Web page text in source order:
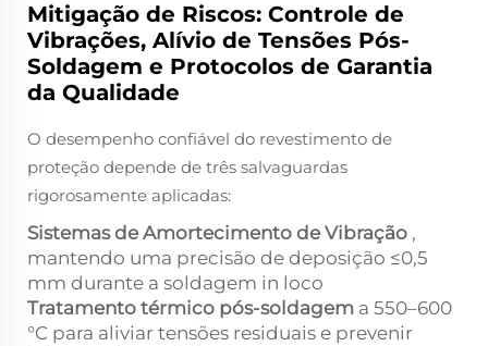
Mitigação de Riscos: Controle de
Vibrações, Alívio de Tensões Pós-
Soldagem e Protocolos de Garantia
da Qualidade
O desempenho confiável do revestimento de
proteção depende de três salvaguardas
rigorosamente aplicadas:
Sistemas de Amortecimento de Vibração ,
mantendo uma precisão de deposição ≤0,5
mm durante a soldagem in loco
Tratamento térmico pós-soldagem a 550–600
°C para aliviar tensões residuais e prevenir